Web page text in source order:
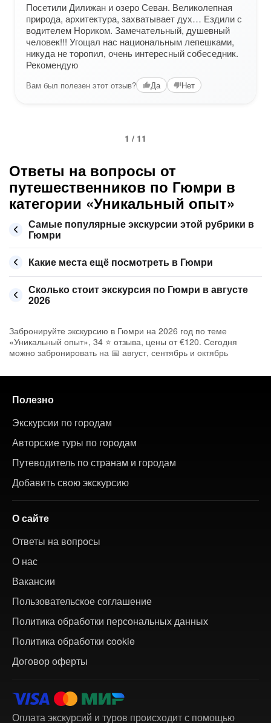
Посетили Дилижан и озеро Севан. Великолепная
природа, архитектура, захватывает дух… Ездили с
водителем Нориком. Замечательный, душевный
человек!!! Угощал нас национальным лепешками,
никуда не торопил, очень интересный собеседник.
Рекомендую
Вам был полезен этот отзыв? Да Нет
1 / 11
Ответы на вопросы от
путешественников по Гюмри в
категории «Уникальный опыт»
Самые популярные экскурсии этой рубрики в
Гюмри
Какие места ещё посмотреть в Гюмри
Сколько стоит экскурсия по Гюмри в августе
2026
Забронируйте экскурсию в Гюмри на 2026 год по теме
«Уникальный опыт», 34 ⭐ отзыва, цены от €120. Сегодня
можно забронировать на 📅 август, сентябрь и октябрь
Полезно
Экскурсии по городам
Авторские туры по городам
Путеводитель по странам и городам
Добавить свою экскурсию
О сайте
Ответы на вопросы
О нас
Вакансии
Пользовательское соглашение
Политика обработки персональных данных
Политика обработки cookie
Договор оферты
Оплата экскурсий и туров происходит с помощью